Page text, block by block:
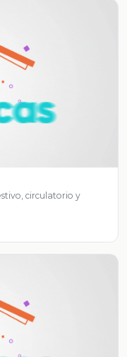
circulatorio y